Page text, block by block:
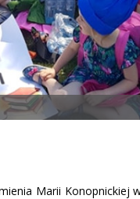
Marii Konopnickiej